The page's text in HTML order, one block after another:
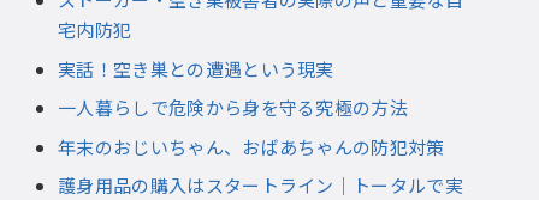
宅内防犯
実話！空き巣との遭遇という現実
一人暮らしで危険から身を守る究極の方法
年末のおじいちゃん、おばあちゃんの防犯対策
護身用品の購入はスタートライン｜トータルで実